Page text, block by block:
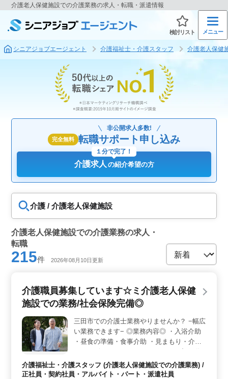
介護老人保健施設での介護業務の求人・転職・派遣情報
検討リスト メニュー
シニアジョブエージェント 介護福祉士・介護スタッフ 介護老人保健
完全無料
非公開求人多数!
転職サポート申し込み
介護求人 の紹介希望の方
１分で完了！
介護 / 介護老人保健施設
介護老人保健施設での介護業務の求人・
転職
215件 2026年08月10日更新
介護職員募集しています☆ミ介護老人保健
施設での業務/社会保険完備◎
三田市での介護士業務やりませんか？ −幅広
い業務できます− ◎業務内容◎ ・入浴介助
・昼食の準備・食事介助 ・見まもり・介助
成、引継ぎなど ・夕食の準備 等 ◎特徴◎
・年間休日111日 ・車通勤可能 お仕事とプ
介護福祉士・介護スタッフ (介護老人保健施設での介護業務) /
正社員・契約社員・アルバイト・パート・派遣社員